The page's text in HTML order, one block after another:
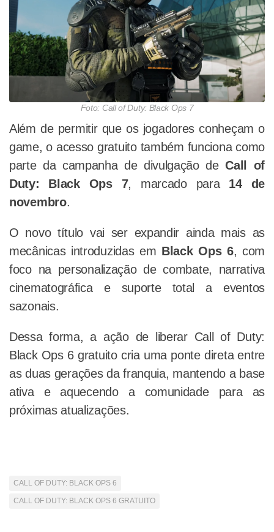
Foto: Call of Duty: Black Ops 7
Além de permitir que os jogadores conheçam o
game, o acesso gratuito também funciona como
parte da campanha de divulgação deCall of
Duty: Black Ops 7, marcado para 14 de
novembro.
O novo título vai ser expandir ainda mais as
mecânicas introduzidas em Black Ops 6, com
foco na personalização de combate, narrativa
cinematográfica e suporte total a eventos
sazonais.
Dessa forma, a ação de liberar Call of Duty:
Black Ops 6 gratuito cria uma ponte direta entre
as duas gerações da franquia, mantendo a base
ativa e aquecendo a comunidade para as
próximas atualizações.
CALL OF DUTY: BLACK OPS 6
CALL OF DUTY: BLACK OPS 6 GRATUITO